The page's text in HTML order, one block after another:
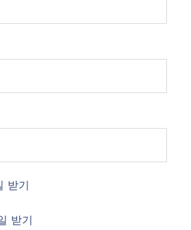
받기
받기